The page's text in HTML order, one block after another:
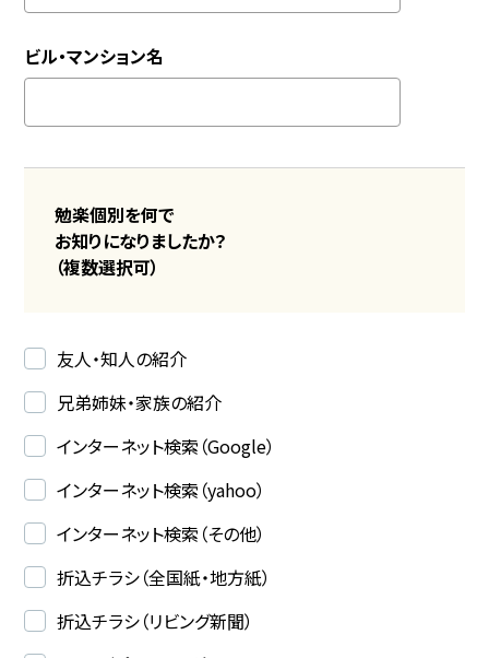
ビル・マンション名
勉楽個別を何で
お知りになりましたか？
（複数選択可）
友人・知人の紹介
兄弟姉妹・家族の紹介
インターネット検索（Google）
インターネット検索（yahoo）
インターネット検索（その他）
折込チラシ（全国紙・地方紙）
折込チラシ（リビング新聞）